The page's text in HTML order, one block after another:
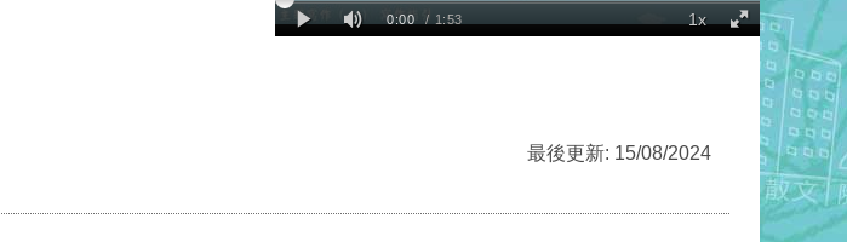
最後更新: 15/08/2024